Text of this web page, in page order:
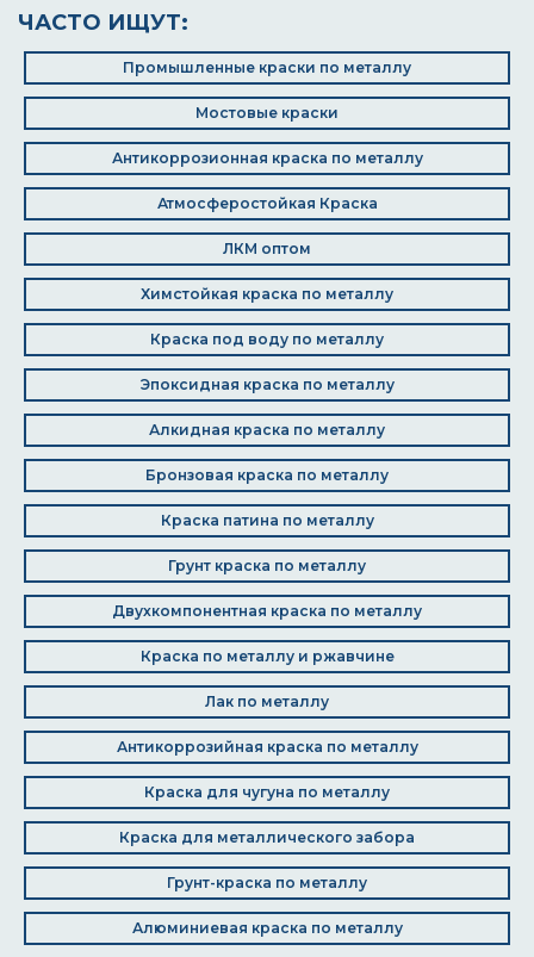
ЧАСТО ИЩУТ:
Промышленные краски по металлу
Мостовые краски
Антикоррозионная краска по металлу
Атмосферостойкая Краска
ЛКМ оптом
Химстойкая краска по металлу
Краска под воду по металлу
Эпоксидная краска по металлу
Алкидная краска по металлу
Бронзовая краска по металлу
Краска патина по металлу
Грунт краска по металлу
Двухкомпонентная краска по металлу
Краска по металлу и ржавчине
Лак по металлу
Антикоррозийная краска по металлу
Краска для чугуна по металлу
Краска для металлического забора
Грунт-краска по металлу
Алюминиевая краска по металлу